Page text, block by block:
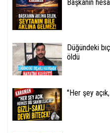
Başkanın
Düğündeki
öldü
''Her şey